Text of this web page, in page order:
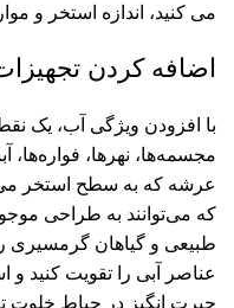
می کنید، اندازه استخر و
اضافه کردن
با افزودن ویژگی آب، یک
مجسمه‌ها، نهرها، فواره‌ها،
عرشه که به سطح استخر
که می‌توانند به طراحی
طبیعی و گیاهان گرمسیری
عناصر آبی را تقویت کنید و
حیرت انگیز در حیاط خلوت